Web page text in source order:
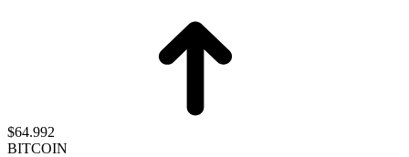
$64.992
BITCOIN